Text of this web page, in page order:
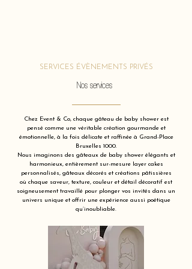
SERVICES ÉVÈNEMENTS PRIVÉS
Nos services
Chez Event & Co, chaque gâteau de baby shower est
pensé comme une véritable création gourmande et
émotionnelle, à la fois délicate et raffinée à Grand-Place
Bruxelles 1000.
Nous imaginons des gâteaux de baby shower élégants et
harmonieux, entièrement sur-mesure layer cakes
personnalisés, gâteaux décorés et créations pâtissières
où chaque saveur, texture, couleur et détail décoratif est
soigneusement travaillé pour plonger vos invités dans un
univers unique et offrir une expérience aussi poétique
qu’inoubliable.